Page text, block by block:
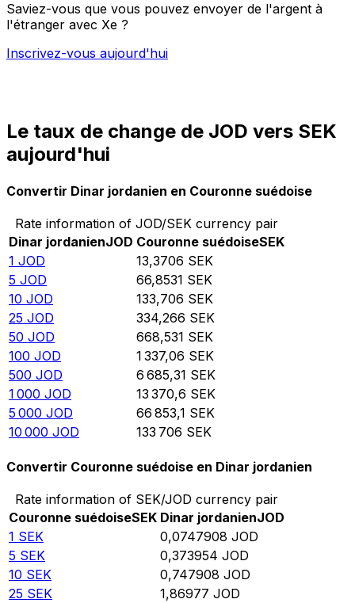
Saviez-vous que vous pouvez envoyer de l'argent à
l'étranger avec Xe ?
Inscrivez-vous aujourd'hui
Le taux de change de JOD vers SEK
aujourd'hui
Convertir Dinar jordanien en Couronne suédoise
Rate information of JOD/SEK currency pair
Dinar jordanienJOD Couronne suédoiseSEK
1 JOD 13,3706 SEK
5 JOD 66,8531 SEK
10 JOD 133,706 SEK
25 JOD 334,266 SEK
50 JOD 668,531 SEK
100 JOD 1 337,06 SEK
500 JOD 6 685,31 SEK
1 000 JOD 13 370,6 SEK
5 000 JOD 66 853,1 SEK
10 000 JOD 133 706 SEK
Convertir Couronne suédoise en Dinar jordanien
Rate information of SEK/JOD currency pair
Couronne suédoiseSEK Dinar jordanienJOD
1 SEK 0,0747908 JOD
5 SEK 0,373954 JOD
10 SEK 0,747908 JOD
25 SEK 1,86977 JOD